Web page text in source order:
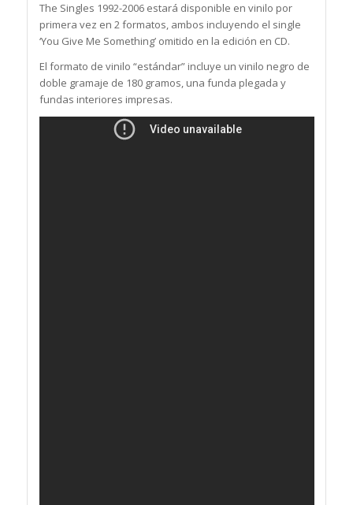
The Singles 1992-2006 estará disponible en vinilo por
primera vez en 2 formatos, ambos incluyendo el single
‘You Give Me Something’ omitido en la edición en CD.
El formato de vinilo “estándar” incluye un vinilo negro de
doble gramaje de 180 gramos, una funda plegada y
fundas interiores impresas.